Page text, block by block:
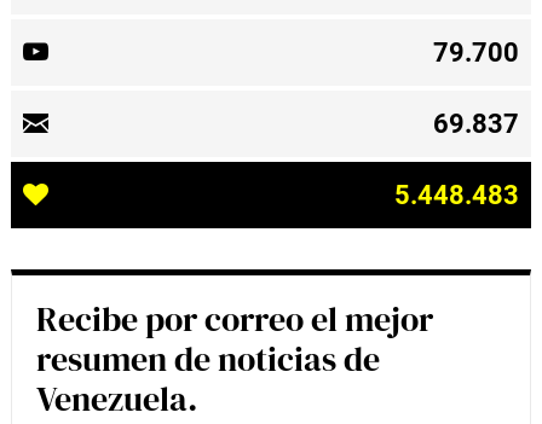
79.700
69.837
5.448.483
Recibe por correo el mejor
resumen de noticias de
Venezuela.